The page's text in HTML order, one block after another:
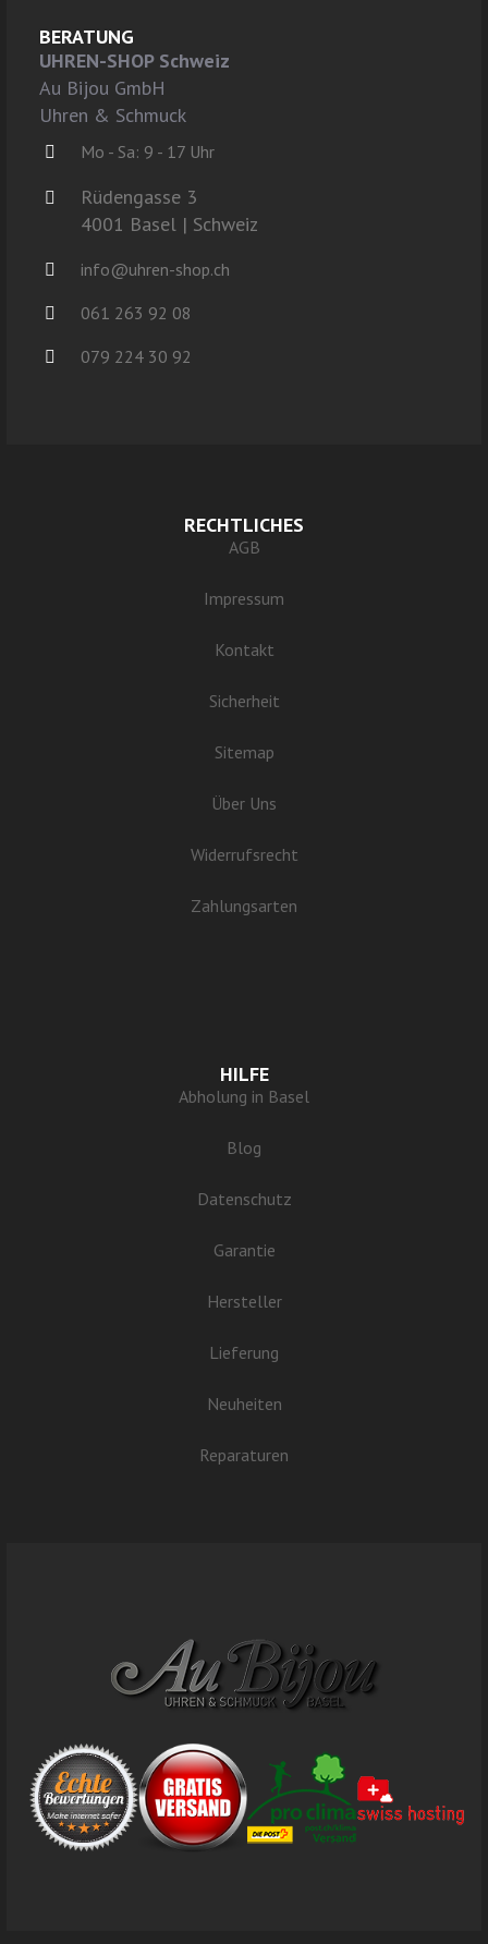
BERATUNG
UHREN-SHOP Schweiz
Au Bijou GmbH
Uhren & Schmuck
Mo - Sa: 9 - 17 Uhr
Rüdengasse 3
4001 Basel | Schweiz
info@uhren-shop.ch
061 263 92 08
079 224 30 92
RECHTLICHES
AGB
Impressum
Kontakt
Sicherheit
Sitemap
Über Uns
Widerrufsrecht
Zahlungsarten
HILFE
Abholung in Basel
Blog
Datenschutz
Garantie
Hersteller
Lieferung
Neuheiten
Reparaturen